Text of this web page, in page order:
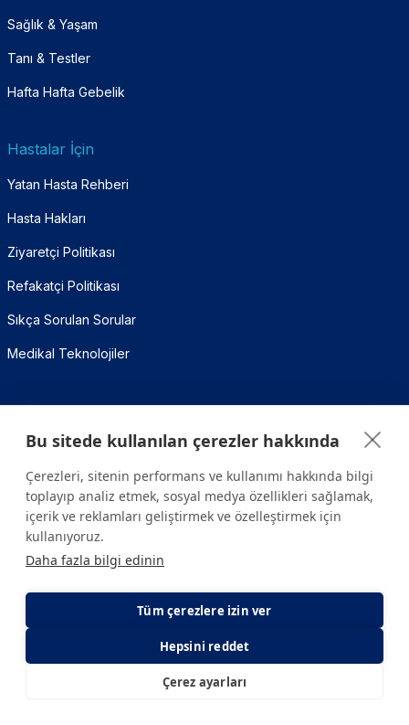
E-Randevu
Sağlık & Yaşam
Tanı & Testler
Hafta Hafta Gebelik
Hastalar İçin
Yatan Hasta Rehberi
Hasta Hakları
Ziyaretçi Politikası
Refakatçi Politikası
Sıkça Sorulan Sorular
Medikal Teknolojiler
Sağlık Hesaplama Araçları
Vücut Kitle İndeksi (VKİ) Hesaplama
Metabolizma Yaşı Hesaplama
Gebelik Hesaplama
Kalori İhtiyacı Hesaplama
Bu sitede kullanılan çerezler hakkında
Çerezleri, sitenin performans ve kullanımı hakkında bilgi
toplayıp analiz etmek, sosyal medya özellikleri sağlamak,
içerik ve reklamları geliştirmek ve özelleştirmek için
kullanıyoruz.
Daha fazla bilgi edinin
Tüm çerezlere izin ver
Hepsini reddet
Çerez ayarları